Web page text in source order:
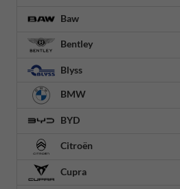
Baw
Bentley
Blyss
BMW
BYD
Citroën
Cupra